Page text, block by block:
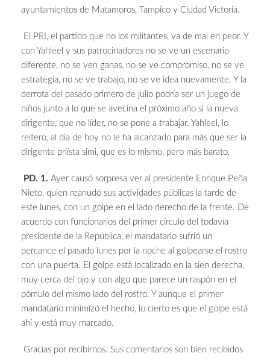
ayuntamientos de Matamoros, Tampico y Ciudad Victoria.
El PRI, el partido que no los militantes, va de mal en peor. Y
con Yahleel y sus patrocinadores no se ve un escenario
diferente, no se ven ganas, no se ve compromiso, no se ve
estrategia, no se ve trabajo, no se ve idea nuevamente. Y la
derrota del pasado primero de julio podría ser un juego de
niños junto a lo que se avecina el próximo año si la nueva
dirigente, que no líder, no se pone a trabajar. Yahleel, lo
reitero, al día de hoy no le ha alcanzado para más que ser la
dirigente priísta simi, que es lo mismo, pero más barato.
PD. 1. Ayer causó sorpresa ver al presidente Enrique Peña
Nieto, quien reanudó sus actividades públicas la tarde de
este lunes, con un golpe en el lado derecho de la frente. De
acuerdo con funcionarios del primer círculo del todavía
presidente de la República, el mandatario sufrió un
percance el pasado lunes por la noche al golpearse el rostro
con una puerta. El golpe está localizado en la sien derecha,
muy cerca del ojo y con algo que parece un raspón en el
pómulo del mismo lado del rostro. Y aunque el primer
mandatario minimizó el hecho, lo cierto es que el golpe está
ahí y está muy marcado.
Gracias por recibirnos. Sus comentarios son bien recibidos